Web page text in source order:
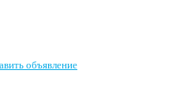
объявление